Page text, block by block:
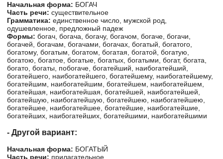
Начальная форма: БОГАЧ
Часть речи: существительное
Грамматика: единственное число, мужской род,
одушевленное, предложный падеж
Формы: богач, богача, богачу, богачом, богаче, богачи,
богачей, богачам, богачами, богачах, богатый, богатого,
богатому, богатым, богатом, богатая, богатой, богатую,
богатою, богатое, богатые, богатых, богатыми, богат, богата,
богато, богаты, побогаче, богатейший, наибогатейший,
богатейшего, наибогатейшего, богатейшему, наибогатейшему,
богатейшим, наибогатейшим, богатейшем, наибогатейшем,
богатейшая, наибогатейшая, богатейшей, наибогатейшей,
богатейшую, наибогатейшую, богатейшею, наибогатейшею,
богатейшее, наибогатейшее, богатейшие, наибогатейшие,
богатейших, наибогатейших, богатейшими, наибогатейшими
- Другой вариант:
Начальная форма: БОГАТЫЙ
Часть речи: прилагательное